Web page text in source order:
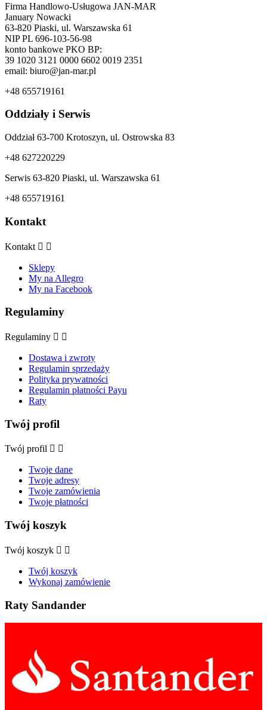
Firma Handlowo-Usługowa JAN-MAR
January Nowacki
63-820 Piaski, ul. Warszawska 61
NIP PL 696-103-56-98
konto bankowe PKO BP:
39 1020 3121 0000 6602 0019 2351
email: biuro@jan-mar.pl
+48 655719161
Oddziały i Serwis
Oddział 63-700 Krotoszyn, ul. Ostrowska 83
+48 627220229
Serwis 63-820 Piaski, ul. Warszawska 61
+48 655719161
Kontakt
Kontakt  
Sklepy
My na Allegro
My na Facebook
Regulaminy
Regulaminy  
Dostawa i zwroty
Regulamin sprzedaży
Polityka prywatności
Regulamin płatności Payu
Raty
Twój profil
Twój profil  
Twoje dane
Twoje adresy
Twoje zamówienia
Twoje płatności
Twój koszyk
Twój koszyk  
Twój koszyk
Wykonaj zamówienie
Raty Sandander